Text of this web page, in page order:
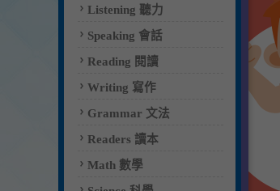
Listening 聽力
Speaking 會話
Reading 閱讀
Writing 寫作
Grammar 文法
Readers 讀本
Math 數學